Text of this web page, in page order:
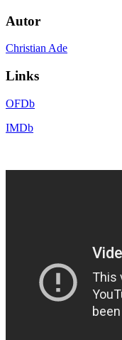
Autor
Christian Ade
Links
OFDb
IMDb